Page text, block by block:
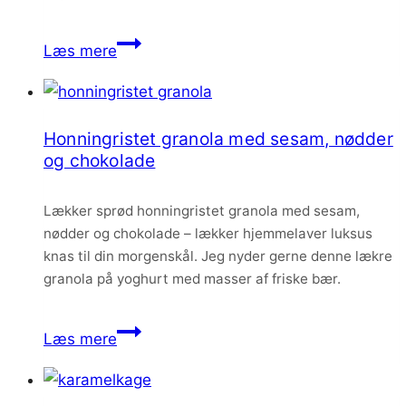
Læs mereÆltefrie
med
og
hørfrø
Honningristet granola med sesam, nødder
og chokolade
Lækker sprød honningristet granola med sesam,
nødder og chokolade – lækker hjemmelaver luksus
knas til din morgenskål. Jeg nyder gerne denne lækre
granola på yoghurt med masser af friske bær.
Læs mereHonningristet
med